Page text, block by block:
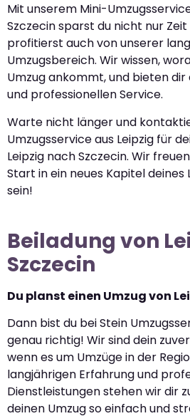
Mit unserem Mini-
Szczecin sparst du nicht nur
profitierst auch von unserer
Umzugsbereich. Wir wissen,
Umzug ankommt, und bieten dir
und professionellen Service.
Warte nicht länger und
Umzugsservice aus Leipzig für
Leipzig nach Szczecin. Wir
Start in ein neues Kapitel deines
sein!
Beiladung von
Szczecin
Du planst einen Umzug von
Dann bist du bei Stein
genau richtig! Wir sind dein
wenn es um Umzüge in der
langjährigen Erfahrung und
Dienstleistungen stehen wir dir
deinen Umzug so einfach und